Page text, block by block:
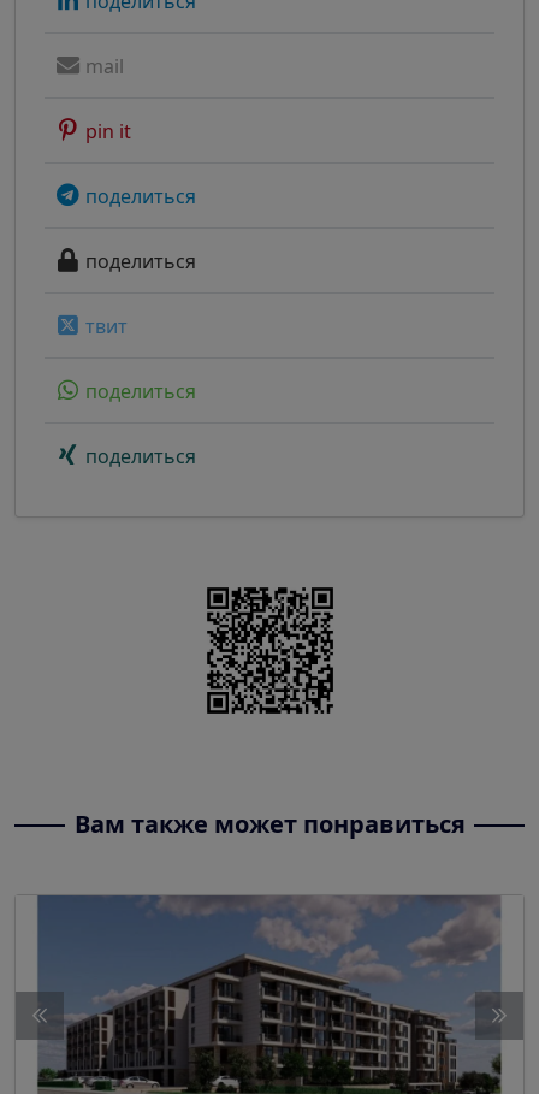
mail
pin it
поделиться
поделиться
твит
поделиться
поделиться
Вам также может понравиться